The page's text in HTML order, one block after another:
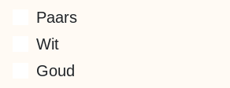
Paars
Wit
Goud